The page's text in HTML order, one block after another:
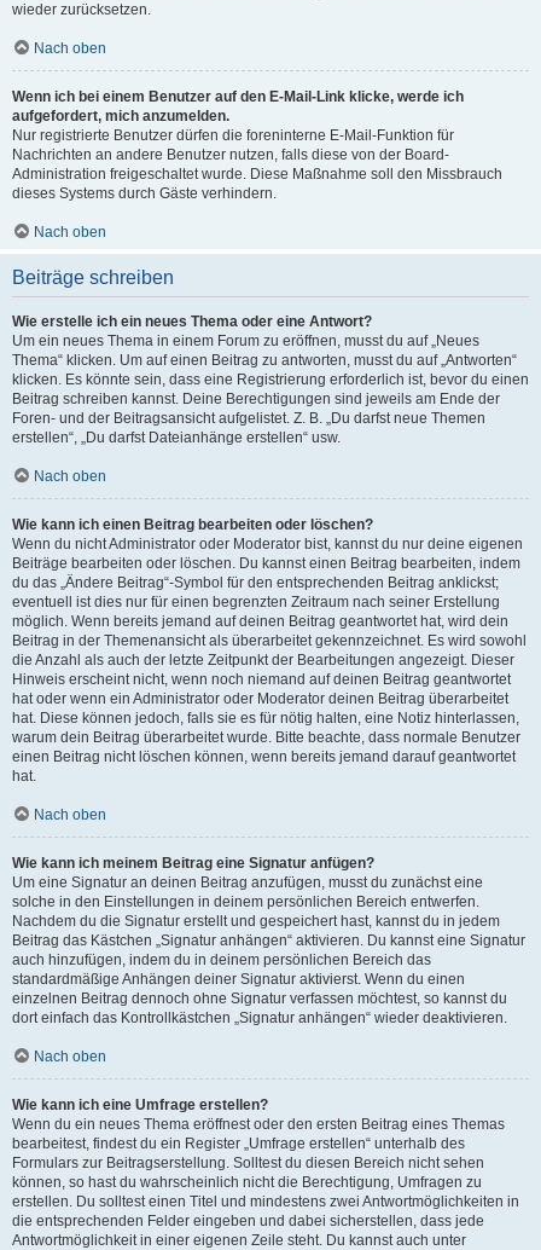
wieder zurücksetzen.
Nach oben
Wenn ich bei einem Benutzer auf den E-Mail-Link klicke, werde ich
aufgefordert, mich anzumelden.
Nur registrierte Benutzer dürfen die foreninterne E-Mail-Funktion für
Nachrichten an andere Benutzer nutzen, falls diese von der Board-
Administration freigeschaltet wurde. Diese Maßnahme soll den Missbrauch
dieses Systems durch Gäste verhindern.
Nach oben
Beiträge schreiben
Wie erstelle ich ein neues Thema oder eine Antwort?
Um ein neues Thema in einem Forum zu eröffnen, musst du auf „Neues
Thema“ klicken. Um auf einen Beitrag zu antworten, musst du auf „Antworten“
klicken. Es könnte sein, dass eine Registrierung erforderlich ist, bevor du einen
Beitrag schreiben kannst. Deine Berechtigungen sind jeweils am Ende der
Foren- und der Beitragsansicht aufgelistet. Z. B. „Du darfst neue Themen
erstellen“, „Du darfst Dateianhänge erstellen“ usw.
Nach oben
Wie kann ich einen Beitrag bearbeiten oder löschen?
Wenn du nicht Administrator oder Moderator bist, kannst du nur deine eigenen
Beiträge bearbeiten oder löschen. Du kannst einen Beitrag bearbeiten, indem
du das „Ändere Beitrag“-Symbol für den entsprechenden Beitrag anklickst;
eventuell ist dies nur für einen begrenzten Zeitraum nach seiner Erstellung
möglich. Wenn bereits jemand auf deinen Beitrag geantwortet hat, wird dein
Beitrag in der Themenansicht als überarbeitet gekennzeichnet. Es wird sowohl
die Anzahl als auch der letzte Zeitpunkt der Bearbeitungen angezeigt. Dieser
Hinweis erscheint nicht, wenn noch niemand auf deinen Beitrag geantwortet
hat oder wenn ein Administrator oder Moderator deinen Beitrag überarbeitet
hat. Diese können jedoch, falls sie es für nötig halten, eine Notiz hinterlassen,
warum dein Beitrag überarbeitet wurde. Bitte beachte, dass normale Benutzer
einen Beitrag nicht löschen können, wenn bereits jemand darauf geantwortet
hat.
Nach oben
Wie kann ich meinem Beitrag eine Signatur anfügen?
Um eine Signatur an deinen Beitrag anzufügen, musst du zunächst eine
solche in den Einstellungen in deinem persönlichen Bereich entwerfen.
Nachdem du die Signatur erstellt und gespeichert hast, kannst du in jedem
Beitrag das Kästchen „Signatur anhängen“ aktivieren. Du kannst eine Signatur
auch hinzufügen, indem du in deinem persönlichen Bereich das
standardmäßige Anhängen deiner Signatur aktivierst. Wenn du einen
einzelnen Beitrag dennoch ohne Signatur verfassen möchtest, so kannst du
dort einfach das Kontrollkästchen „Signatur anhängen“ wieder deaktivieren.
Nach oben
Wie kann ich eine Umfrage erstellen?
Wenn du ein neues Thema eröffnest oder den ersten Beitrag eines Themas
bearbeitest, findest du ein Register „Umfrage erstellen“ unterhalb des
Formulars zur Beitragserstellung. Solltest du diesen Bereich nicht sehen
können, so hast du wahrscheinlich nicht die Berechtigung, Umfragen zu
erstellen. Du solltest einen Titel und mindestens zwei Antwortmöglichkeiten in
die entsprechenden Felder eingeben und dabei sicherstellen, dass jede
Antwortmöglichkeit in einer eigenen Zeile steht. Du kannst auch unter